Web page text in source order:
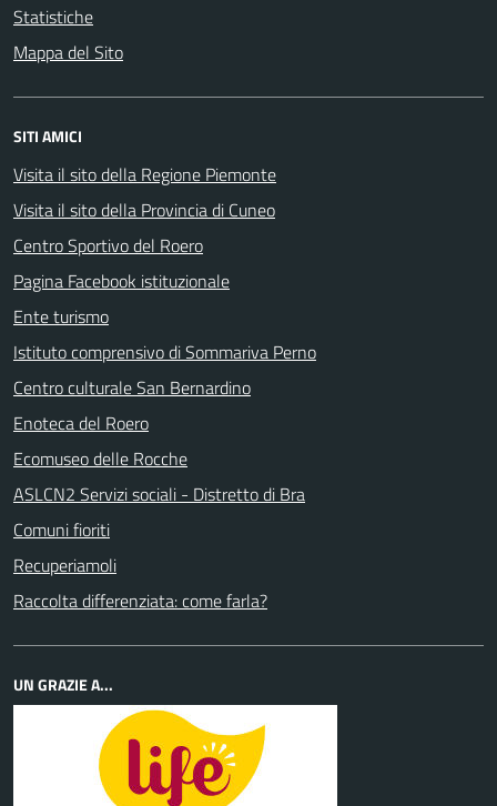
Statistiche
Mappa del Sito
SITI AMICI
Visita il sito della Regione Piemonte
Visita il sito della Provincia di Cuneo
Centro Sportivo del Roero
Pagina Facebook istituzionale
Ente turismo
Istituto comprensivo di Sommariva Perno
Centro culturale San Bernardino
Enoteca del Roero
Ecomuseo delle Rocche
ASLCN2 Servizi sociali - Distretto di Bra
Comuni fioriti
Recuperiamoli
Raccolta differenziata: come farla?
UN GRAZIE A...